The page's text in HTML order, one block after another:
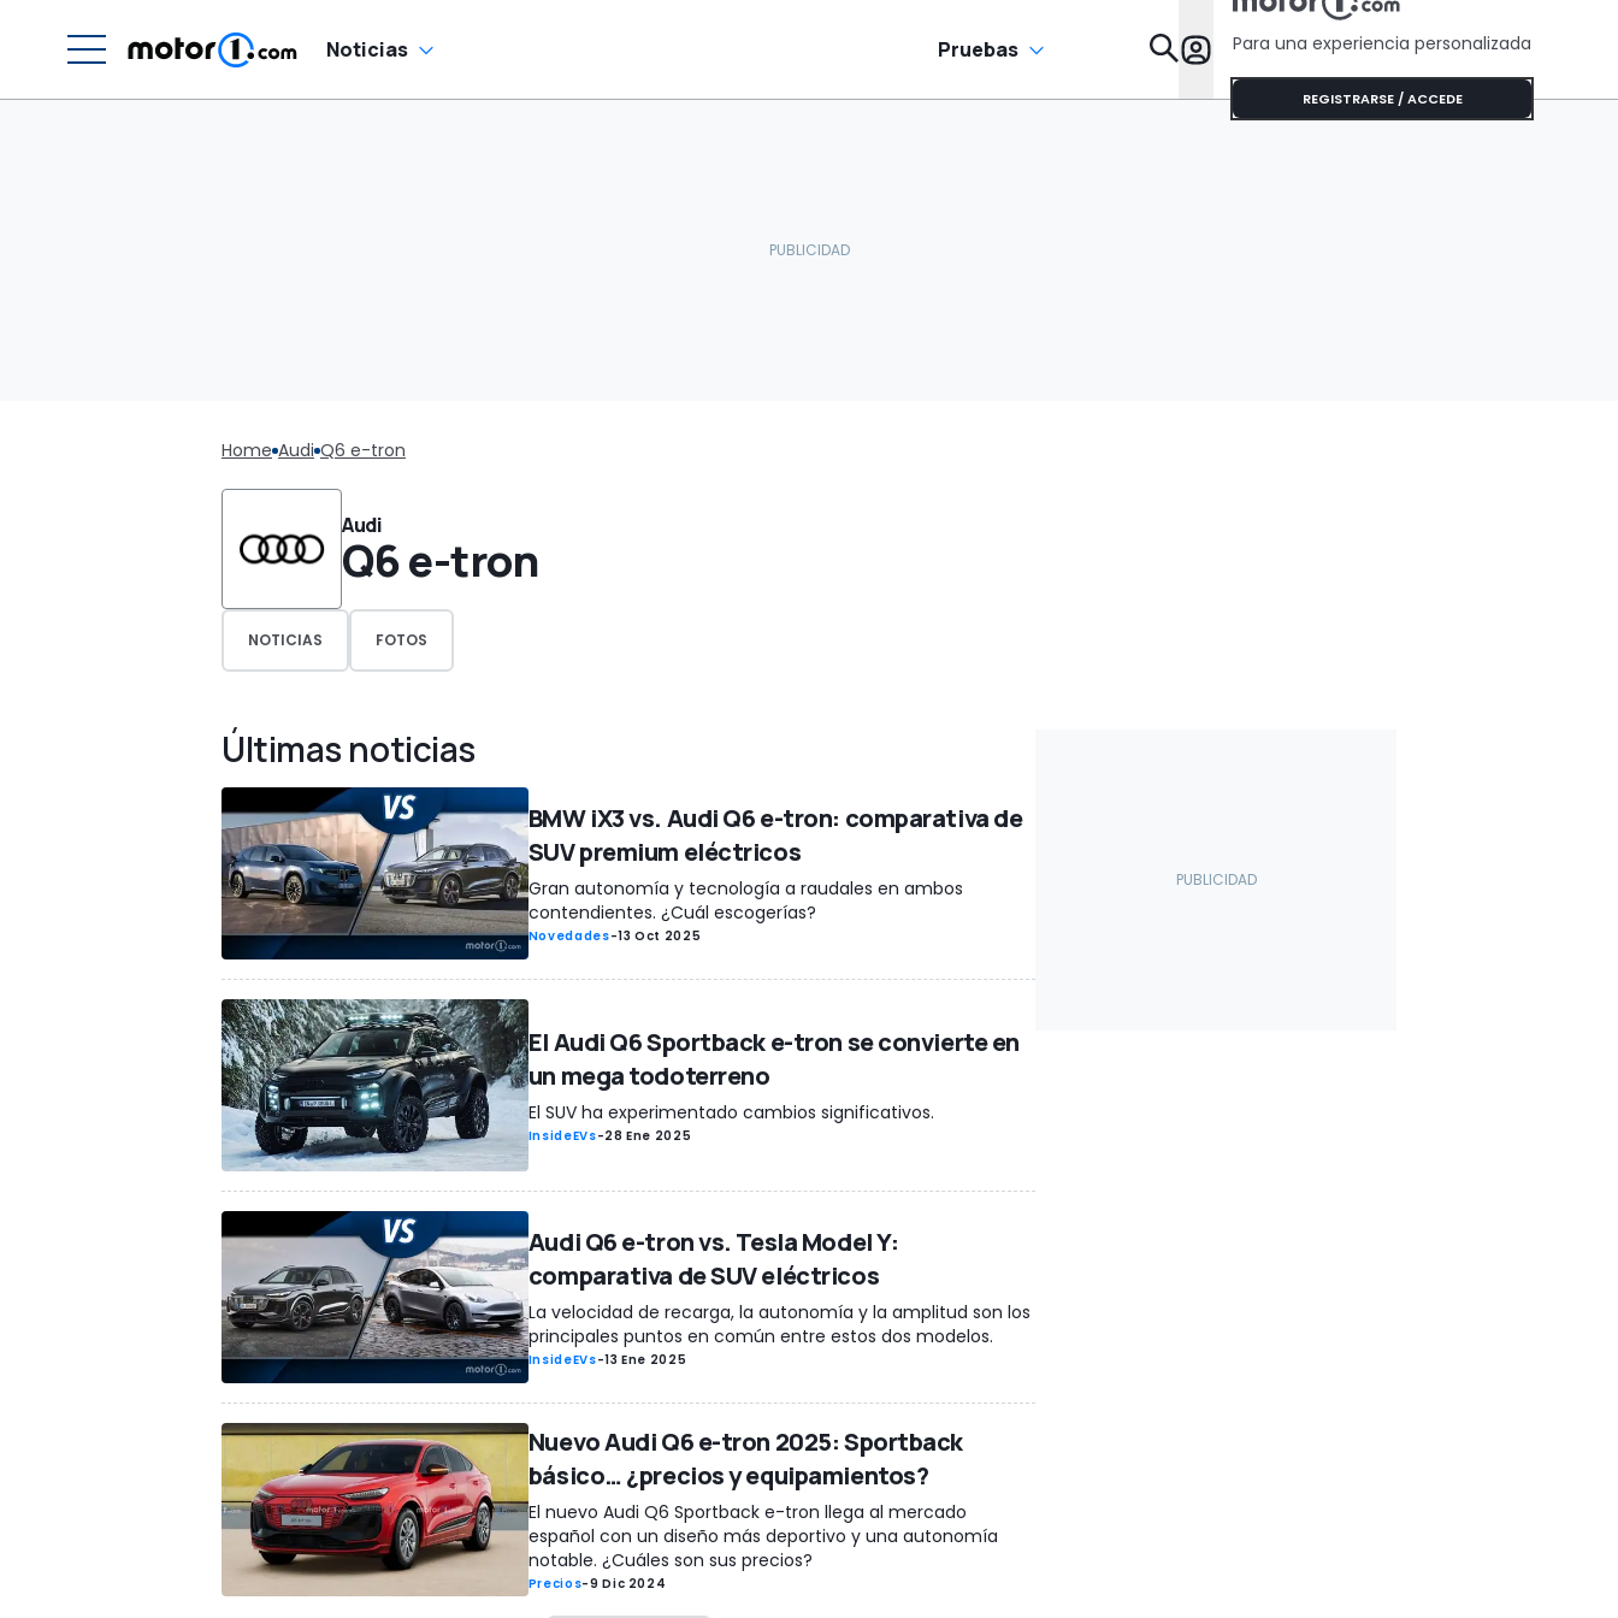
Noticias Pruebas Para una experiencia personalizada
REGISTRARSE / ACCEDE
Home Audi Q6 e-tron
Audi
Q6 e-tron
NOTICIAS FOTOS
Últimas noticias
BMW iX3 vs. Audi Q6 e-tron: comparativa de
SUV premium eléctricos
Gran autonomía y tecnología a raudales en ambos
contendientes. ¿Cuál escogerías?
Novedades-13 Oct 2025
El Audi Q6 Sportback e-tron se convierte en
un mega todoterreno
El SUV ha experimentado cambios significativos.
InsideEVs-28 Ene 2025
Audi Q6 e-tron vs. Tesla Model Y:
comparativa de SUV eléctricos
La velocidad de recarga, la autonomía y la amplitud son los
principales puntos en común entre estos dos modelos.
InsideEVs-13 Ene 2025
Nuevo Audi Q6 e-tron 2025: Sportback
básico… ¿precios y equipamientos?
El nuevo Audi Q6 Sportback e-tron llega al mercado
español con un diseño más deportivo y una autonomía
notable. ¿Cuáles son sus precios?
Precios-9 Dic 2024